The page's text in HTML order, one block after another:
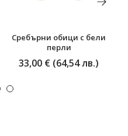
Сребърни обици с бели
перли
33,00 € (64,54 лв.)